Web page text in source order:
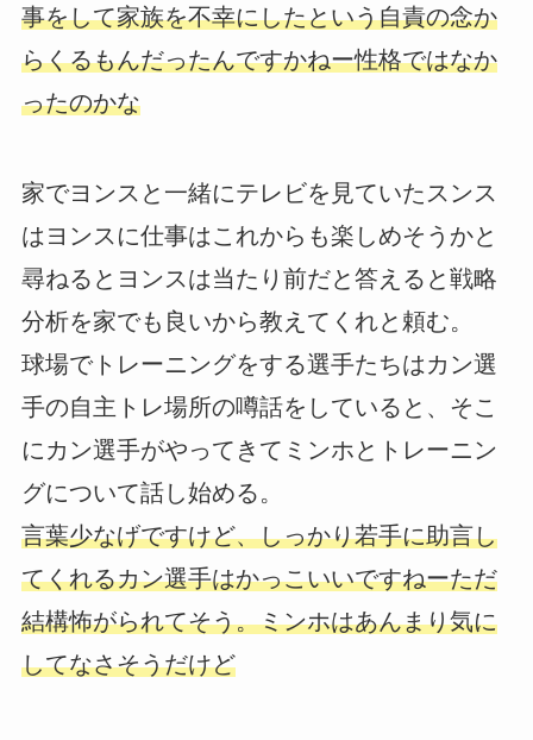
事をして家族を不幸にしたという自責の念か
らくるもんだったんですかねー性格ではなか
ったのかな
家でヨンスと一緒にテレビを見ていたスンス
はヨンスに仕事はこれからも楽しめそうかと
尋ねるとヨンスは当たり前だと答えると戦略
分析を家でも良いから教えてくれと頼む。
球場でトレーニングをする選手たちはカン選
手の自主トレ場所の噂話をしていると、そこ
にカン選手がやってきてミンホとトレーニン
グについて話し始める。
言葉少なげですけど、しっかり若手に助言し
てくれるカン選手はかっこいいですねーただ
結構怖がられてそう。ミンホはあんまり気に
してなさそうだけど